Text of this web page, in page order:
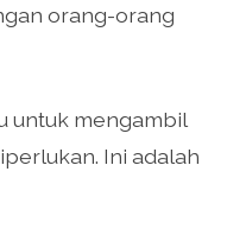
orang-orang
untuk mengambil
Ini adalah